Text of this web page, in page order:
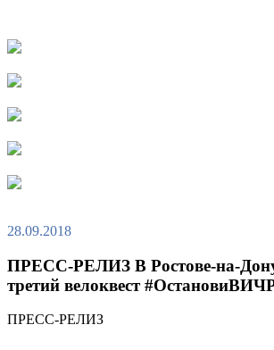
28.09.2018
ПРЕСС-РЕЛИЗ В Ростове-на-Дону
третий велоквест
ПРЕСС-РЕЛИЗ